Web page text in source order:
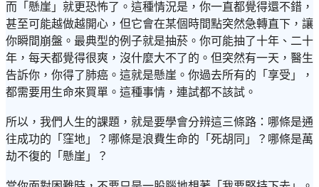
而「懸崖」就更恐怖了。這種情況是，你一直都覺得還不錯，
甚至可能越做越開心，但它會在某個時間點突然急轉直下，讓
你瞬間崩盤。最典型的例子就是抽菸。你可能抽了十年、二十
年，每天都覺得很爽，沒什麼大不了的。但突然有一天，醫生
告訴你，你得了肺癌。這就是懸崖。你過去所有的「享受」，
都需要用生命來買單。這種事情，連試都不該試。
所以，我們人生的課題，就是要學會分辨這三條路：哪條是通
往成功的「窪地」？哪條是浪費生命的「死胡同」？哪條是萬
劫不復的「懸崖」？